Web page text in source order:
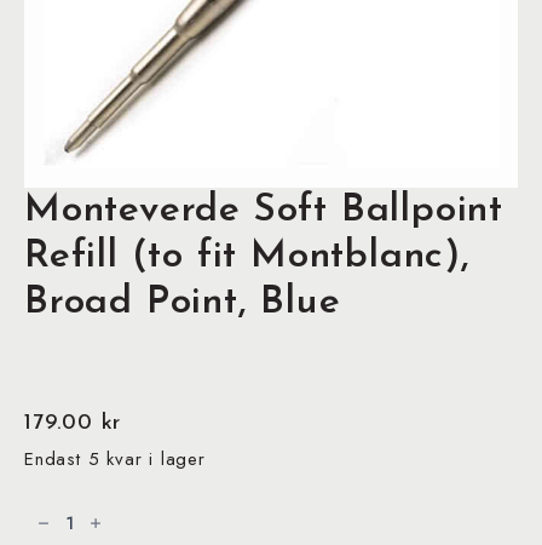
Monteverde Soft Ballpoint
Refill (to fit Montblanc),
Broad Point, Blue
179.00 kr
Endast 5 kvar i lager
Ballpoint